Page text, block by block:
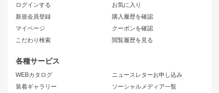
ログインする
新規会員登録
マイページ
こだわり検索
お気に入り
購入履歴を確認
クーポンを確認
閲覧履歴を見る
各種サービス
WEBカタログ
装着ギャラリー
ニュースレターお申し込み
ソーシャルメディア一覧
マークX
ニッサン
S15 シルビア
S14 シルビア 後期
S13 シルビア
180SX
ワンビア
ローレル
セフィーロ
リアウイング
ジムニーパーツ